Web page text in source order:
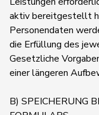
aktiv bereitgestellt
Personendaten
die Erfüllung des
Gesetzliche
einer längeren
B) SPEICHERUNG